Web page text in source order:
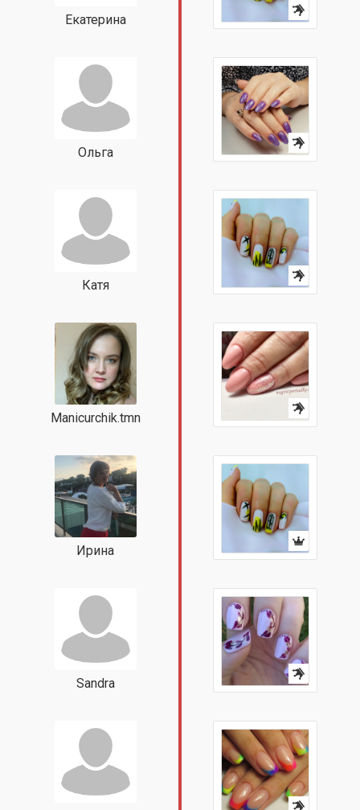
Екатерина
Ольга
Катя
Manicurchik.tmn
Ирина
Sandra